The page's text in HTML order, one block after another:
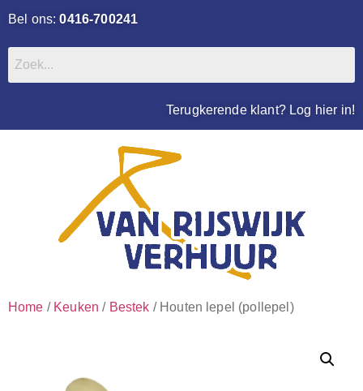
Bel ons:0416-700241
Terugkerende klant? Log hier in!
Home / Keuken / Bestek / Houten lepel (pollepel)